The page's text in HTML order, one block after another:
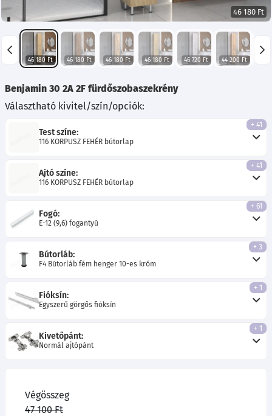
46 180 Ft
46 180 Ft 46 180 Ft 46 180 Ft 46 180 Ft 46 720 Ft 44 200 Ft
Benjamin 30 2A 2F fürdőszobaszekrény
Választható kivitel/szín/opciók:
Test színe:
116 KORPUSZ FEHÉR bútorlap
+ 41
Ajtó színe:
116 KORPUSZ FEHÉR bútorlap
+ 41
Fogó:
E-12 (9,6) fogantyú
+ 61
Bútorláb:
F4 Bútorláb fém henger 10-es króm
+ 3
Fióksín:
Egyszerű görgős fióksín
+ 1
Kivetőpánt:
Normál ajtópánt
+ 1
Végösszeg
47 100 Ft